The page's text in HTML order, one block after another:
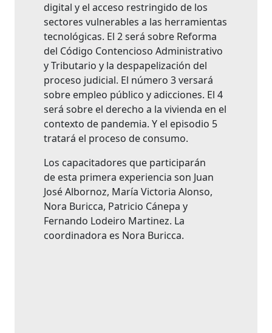
digital y el acceso restringido de los
sectores vulnerables a las herramientas
tecnológicas. El 2 será sobre Reforma
del Código Contencioso Administrativo
y Tributario y la despapelización del
proceso judicial. El número 3 versará
sobre empleo público y adicciones. El 4
será sobre el derecho a la vivienda en el
contexto de pandemia. Y el episodio 5
tratará el proceso de consumo.
Los capacitadores que participarán
de esta primera experiencia son Juan
José Albornoz, María Victoria Alonso,
Nora Buricca, Patricio Cánepa y
Fernando Lodeiro Martinez. La
coordinadora es Nora Buricca.